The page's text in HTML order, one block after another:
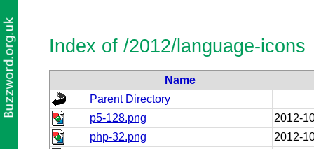
Index of /2012/language-icons
Name
Parent Directory
p5-128.png
2012-
php-32.png
2012-